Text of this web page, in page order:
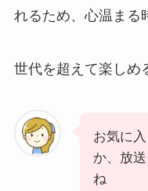
れるため、心温まる
世代を超えて楽しめ
お気に
か、放
ね